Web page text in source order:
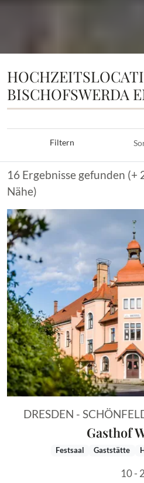
BISCHOFSWERDA
Filtern
16 Ergebnisse gefunden
Nähe)
DRESDEN -
Gasthof
Festsaal Gaststätte
10 -